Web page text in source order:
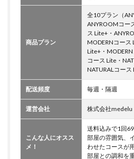
商品プラン
全10プラン（
ANYROOMコー
ス Lite+・
MODERNコース
Lite+・
コース Lite・
NATURALコース
配送頻度 毎週・隔週
運営会社 株式会社medelu
こんな人にオスス
メ！
送料込みで1回
部屋の雰囲気、
わせたコースが
部屋との調和を